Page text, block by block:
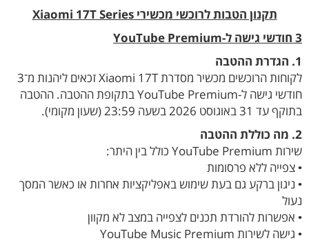
תקנון הטבות לרוכשי מכשירי Xiaomi 17T Series
3 חודשי גישה ל-YouTube Premium
1. הגדרת ההטבה
לקוחות הרוכשים מכשיר מסדרת Xiaomi 17T זכאים ליהנות מ־3
חודשי גישה ל-YouTube Premium בתקופת ההטבה. ההטבה
בתוקף עד 31 באוגוסט 2026 בשעה 23:59 (שעון מקומי).
2. מה כוללת ההטבה
שירות YouTube Premium כולל בין היתר:
• צפייה ללא פרסומות
• ניגון ברקע גם בעת שימוש באפליקציות אחרות או כאשר המסך
נעול
• אפשרות להורדת תכנים לצפייה במצב לא מקוון
• גישה לשירות YouTube Music Premium